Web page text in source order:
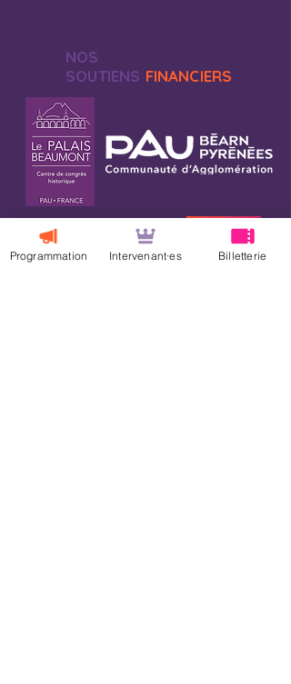
NOS
SOUTIENS FINANCIERS
Programmation Intervenant·es Billetterie